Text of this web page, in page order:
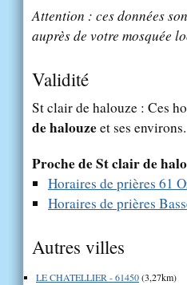
Attention : ces données
auprès de votre mosquée
Validité
St clair de halouze : Ces
de halouzeet ses environs.
Proche de St clair de
Horaires de prières 61
Horaires de prières
Autres villes
LE CHATELLIER - 61450(3,27km)